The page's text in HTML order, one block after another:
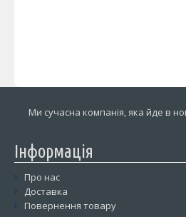
Ми сучасна компанія, яка йде в
Інформація
Про нас
Доставка
Повернення товару